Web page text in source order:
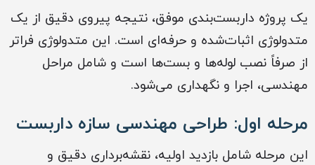
یک پروژه داربست‌بندی موفق، نتیجه پیروی دقیق از یک
متدولوژی اثبات‌شده و حرفه‌ای است. این متدولوژی فراتر
از صرفاً نصب لوله‌ها و بست‌ها است و شامل مراحل
مهندسی، اجرا و نگهداری می‌شود.
مرحله اول: طراحی مهندسی سازه داربست
این مرحله شامل بازدید اولیه، نقشه‌برداری دقیق و